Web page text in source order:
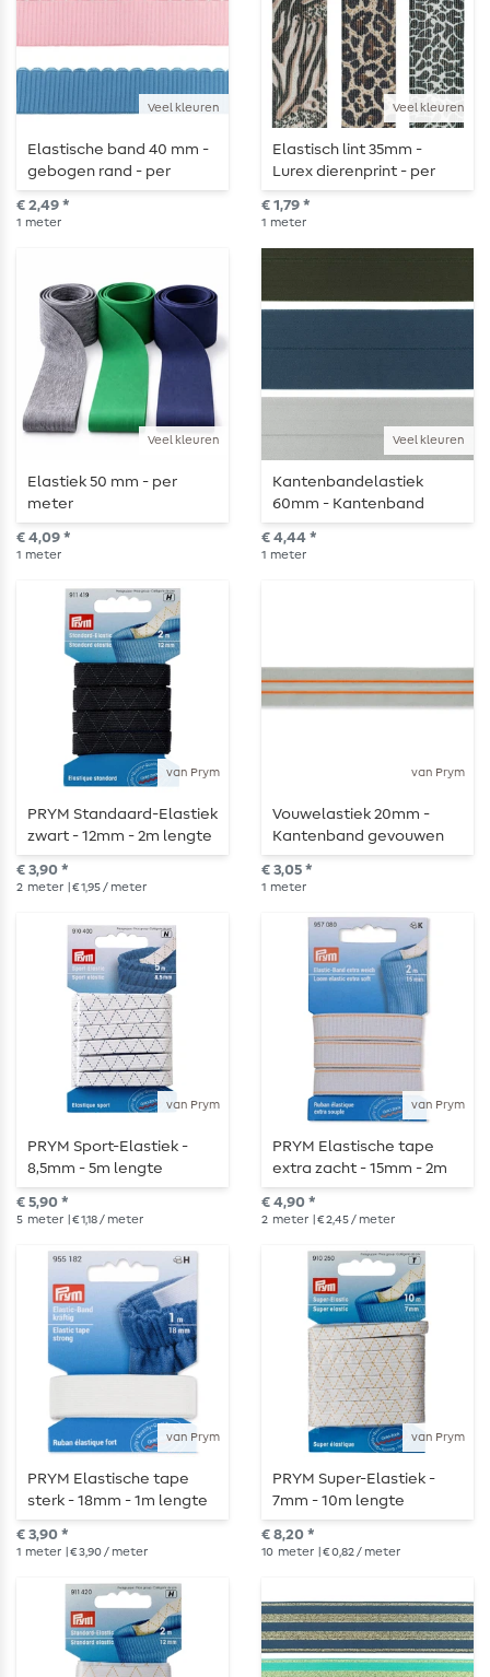
Veel kleuren
Elastische band 40 mm -
gebogen rand - per
meter
€ 2,49 *
1 meter
Veel kleuren
Elastisch lint 35mm -
Lurex dierenprint - per
meter
€ 1,79 *
1 meter
Veel kleuren
Elastiek 50 mm - per
meter
€ 4,09 *
1 meter
Veel kleuren
Kantenbandelastiek
60mm - Kantenband
gevouwen elastiek - per
meter
€ 4,44 *
1 meter
van Prym
PRYM Standaard-Elastiek
zwart - 12mm - 2m lengte
€ 3,90 *
2 meter | € 1,95 / meter
van Prym
Vouwelastiek 20mm -
Kantenband gevouwen
elastiek - PRYM - 1 meter
lengte
€ 3,05 *
1 meter
van Prym
PRYM Sport-Elastiek -
8,5mm - 5m lengte
€ 5,90 *
5 meter | € 1,18 / meter
van Prym
PRYM Elastische tape
extra zacht - 15mm - 2m
lengte
€ 4,90 *
2 meter | € 2,45 / meter
van Prym
PRYM Elastische tape
sterk - 18mm - 1m lengte
€ 3,90 *
1 meter | € 3,90 / meter
van Prym
PRYM Super-Elastiek -
7mm - 10m lengte
€ 8,20 *
10 meter | € 0,82 / meter